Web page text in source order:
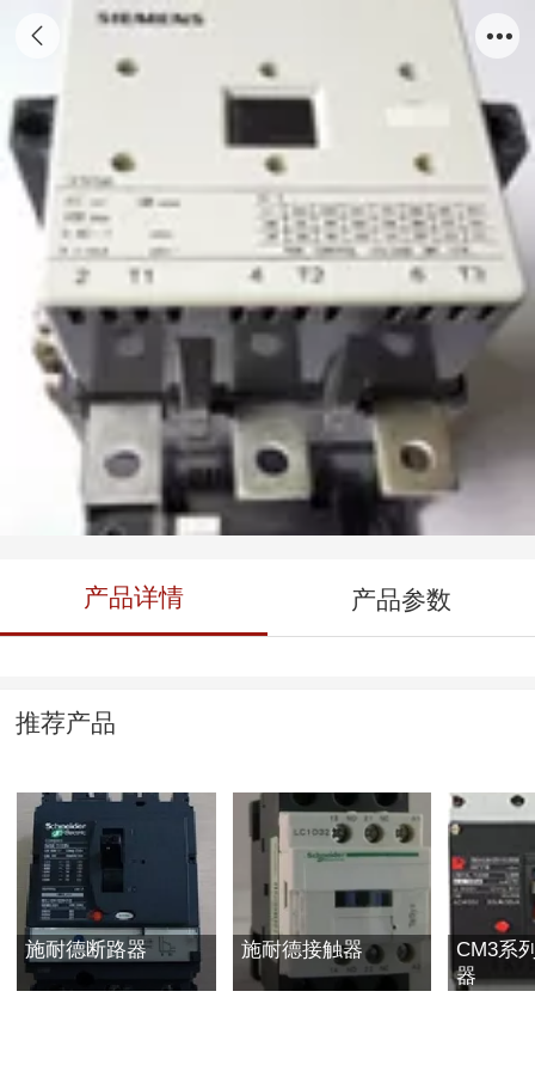
3TF56交流接触器
产品详情 产品参数
推荐产品
施耐德断路器 施耐德接触器
CM3系
器